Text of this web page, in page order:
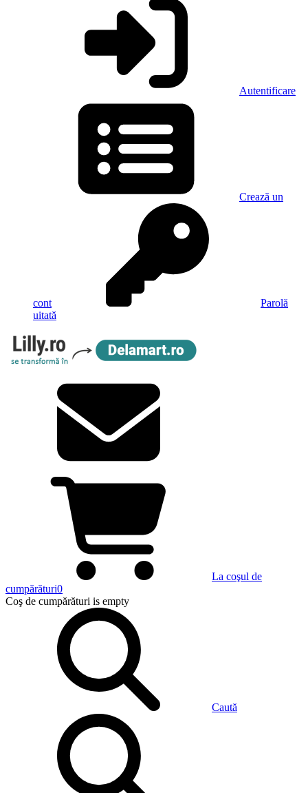
Autentificare
Crează un
cont
Parolă
uitată
La coşul de
cumpărături0
Coş de cumpărături is empty
Caută